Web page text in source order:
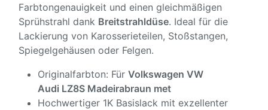
Farbtongenauigkeit und einen gleichmäßigen
Sprühstrahl dank Breitstrahldüse. Ideal für die
Lackierung von Karosserieteilen, Stoßstangen,
Spiegelgehäusen oder Felgen.
Originalfarbton: Für Volkswagen VW
Audi LZ8S Madeirabraun met
Hochwertiger 1K Basislack mit exzellenter